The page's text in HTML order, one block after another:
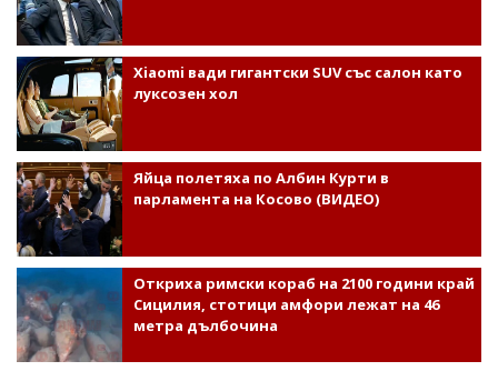
Xiaomi вади гигантски SUV със салон като
луксозен хол
Яйца полетяха по Албин Курти в
парламента на Косово (ВИДЕО)
Откриха римски кораб на 2100 години край
Сицилия, стотици амфори лежат на 46
метра дълбочина